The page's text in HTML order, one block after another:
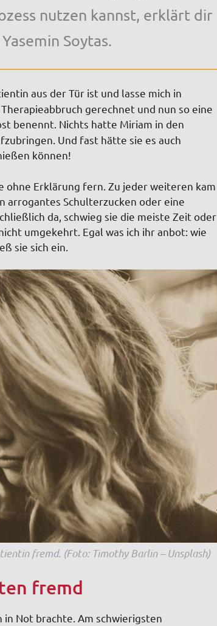
nutzen kannst, erklärt dir
Soytas.
aus der Tür ist und lasse mich in
gerechnet und nun so eine
benennt. Nichts hatte Miriam in den
Und fast hätte sie es auch
können!
ohne Erklärung fern. Zu jeder weiteren kam
arrogantes Schulterzucken oder eine
da, schwieg sie die meiste Zeit oder
umgekehrt. Egal was ich ihr anbot: wie
sie sich ein.
fremd. (Foto: Timothy Barlin – Unsplash)
fremd
in Not brachte. Am schwierigsten